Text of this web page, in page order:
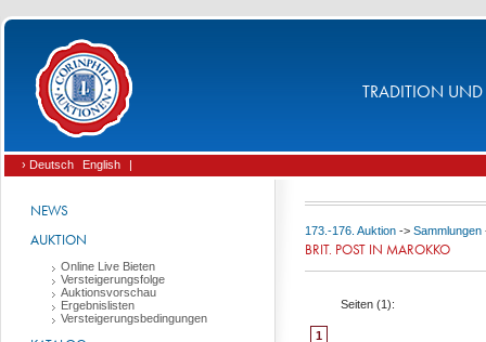
TRADITION UND
› Deutsch English |
NEWS
AUKTION
Online Live Bieten
Versteigerungsfolge
Auktionsvorschau
Ergebnislisten
Versteigerungsbedingungen
173.-176. Auktion -> Sammlungen
BRIT. POST IN MAROKKO
Seiten (1):
1